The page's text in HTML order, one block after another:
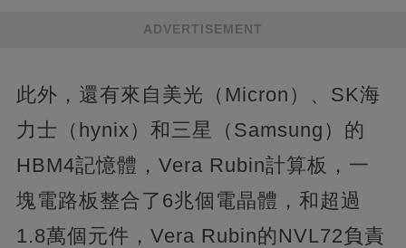
ADVERTISEMENT
此外，還有來自美光（Micron）、SK海
力士（hynix）和三星（Samsung）的
HBM4記憶體，Vera Rubin計算板，一
塊電路板整合了6兆個電晶體，和超過
1.8萬個元件，Vera Rubin的NVL72負責